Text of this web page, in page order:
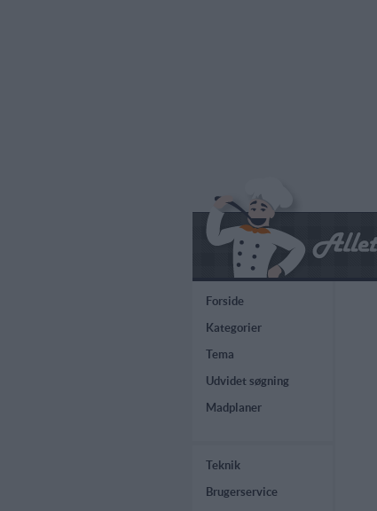
Forside
Kategorier
Tema
Udvidet søgning
Madplaner
Teknik
Brugerservice